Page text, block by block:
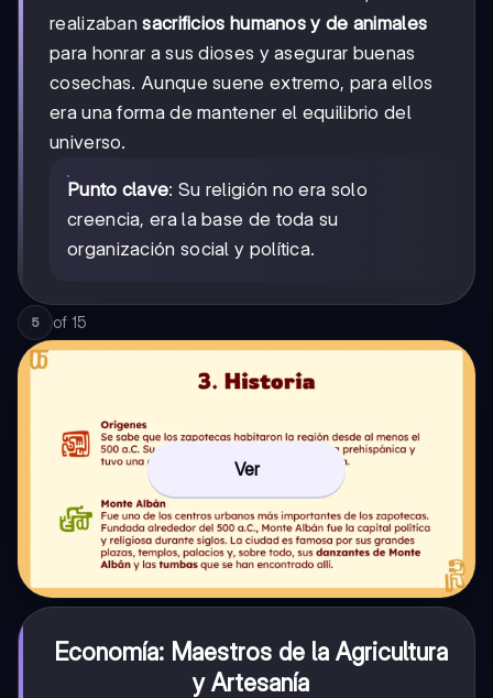
realizabansacrificios humanos y de animales
para honrar a sus dioses y asegurar buenas
cosechas. Aunque suene extremo, para ellos
era una forma de mantener el equilibrio del
universo.
Punto clave: Su religión no era solo
creencia, era la base de toda su
organización social y política.
5 of 15
Ver
Economía: Maestros de la Agricultura
y Artesanía